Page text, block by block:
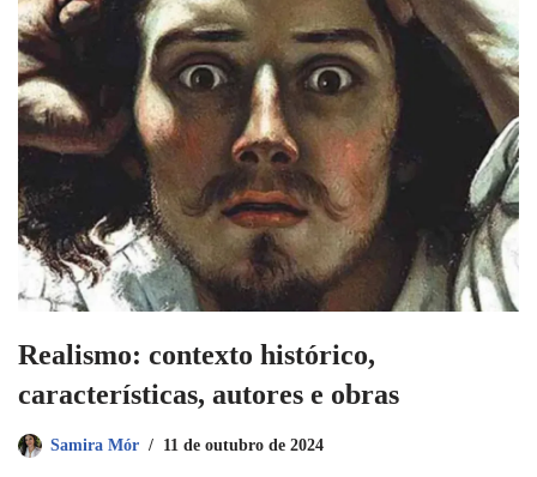
Realismo: contexto histórico,
características, autores e obras
Samira Mór 11 de outubro de 2024